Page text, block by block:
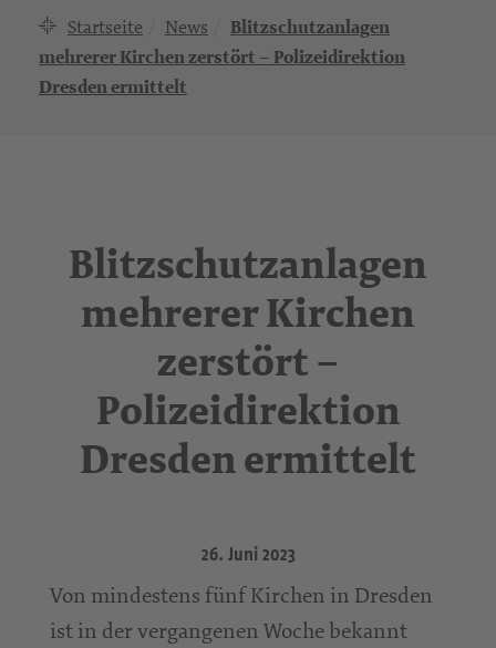
Startseite News
Blitzschutzanlagen
mehrerer Kirchen zerstört – Polizeidirektion
Dresden ermittelt
Blitzschutzanlagen
mehrerer Kirchen
zerstört –
Polizeidirektion
Dresden ermittelt
26. Juni 2023
Von mindestens fünf Kirchen in Dresden
ist in der vergangenen Woche bekannt